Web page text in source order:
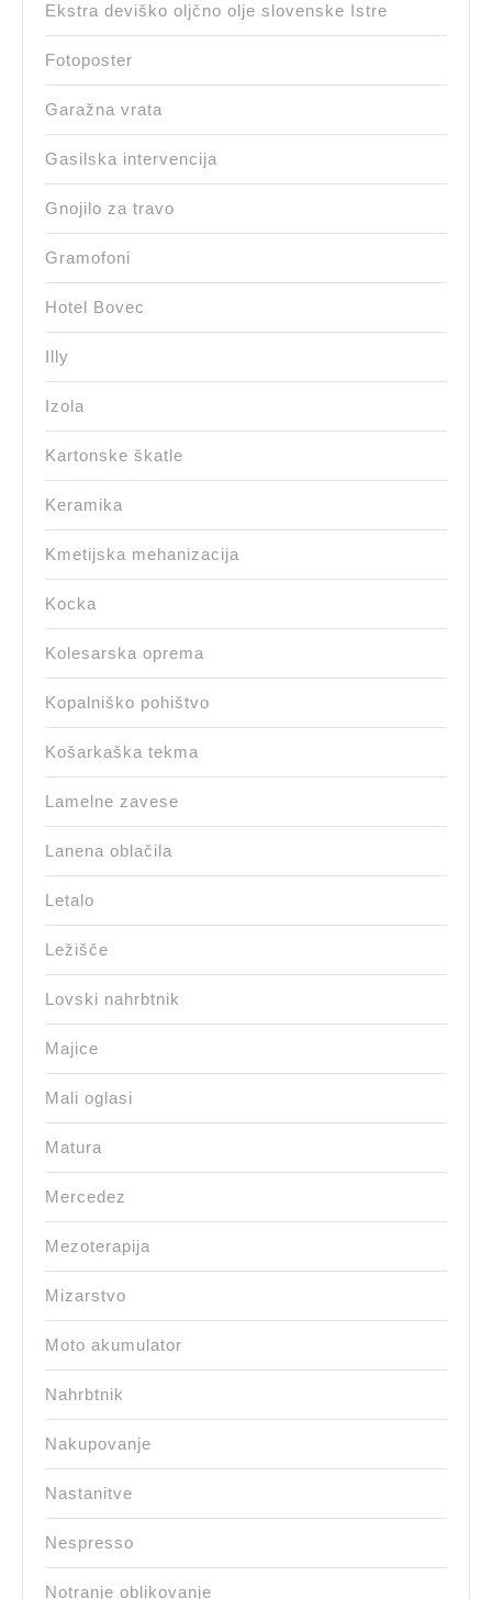
Ekstra deviško oljčno olje slovenske Istre
Fotoposter
Garažna vrata
Gasilska intervencija
Gnojilo za travo
Gramofoni
Hotel Bovec
Illy
Izola
Kartonske škatle
Keramika
Kmetijska mehanizacija
Kocka
Kolesarska oprema
Kopalniško pohištvo
Košarkaška tekma
Lamelne zavese
Lanena oblačila
Letalo
Ležišče
Lovski nahrbtnik
Majice
Mali oglasi
Matura
Mercedez
Mezoterapija
Mizarstvo
Moto akumulator
Nahrbtnik
Nakupovanje
Nastanitve
Nespresso
Notranje oblikovanje